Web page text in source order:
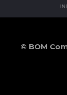
© BOM